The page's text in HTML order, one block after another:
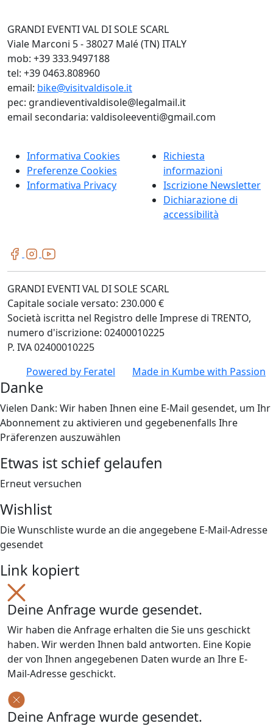
GRANDI EVENTI VAL DI SOLE SCARL
Viale Marconi 5 - 38027 Malé (TN) ITALY
mob: +39 333.9497188
tel: +39 0463.808960
email: bike@visitvaldisole.it
pec: grandieventivaldisole@legalmail.it
email secondaria: valdisoleeventi@gmail.com
Informativa Cookies
Preferenze Cookies
Informativa Privacy
Richiesta
informazioni
Iscrizione Newsletter
Dichiarazione di
accessibilità
GRANDI EVENTI VAL DI SOLE SCARL
Capitale sociale versato: 230.000 €
Società iscritta nel Registro delle Imprese di TRENTO,
numero d'iscrizione: 02400010225
P. IVA 02400010225
Powered by Feratel Made in Kumbewith Passion
Danke
Vielen Dank: Wir haben Ihnen eine E-Mail gesendet, um Ihr
Abonnement zu aktivieren und gegebenenfalls Ihre
Präferenzen auszuwählen
Etwas ist schief gelaufen
Erneut versuchen
Wishlist
Die Wunschliste wurde an die angegebene E-Mail-Adresse
gesendet
Link kopiert
Deine Anfrage wurde gesendet.
Wir haben die Anfrage erhalten die Sie uns geschickt
haben. Wir werden Ihnen bald antworten. Eine Kopie
der von Ihnen angegebenen Daten wurde an Ihre E-
Mail-Adresse geschickt.
Deine Anfrage wurde gesendet.